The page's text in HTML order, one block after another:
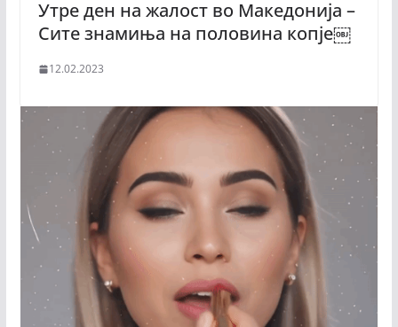
Утре ден на жалост во Македонија –
Сите знамиња на половина копје￼
12.02.2023